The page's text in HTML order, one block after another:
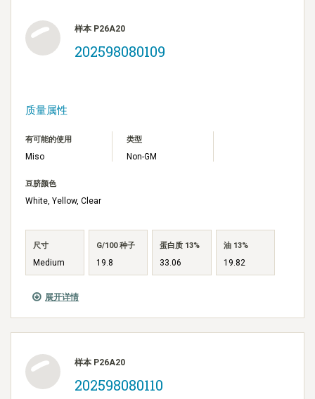
展开详情
样本 P26A20
202598080109
质量属性
有可能的使用
Miso
类型
Non-GM
豆脐颜色
White, Yellow, Clear
尺寸
Medium
G/100 种子
19.8
蛋白质 13%
33.06
油 13%
19.82
样本 P26A20
202598080110